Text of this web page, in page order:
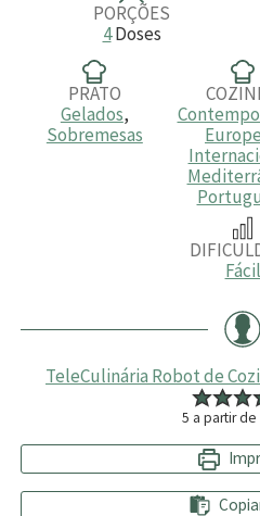
PORÇÕES
4 Doses
PRATO
Gelados,
Sobremesas
Fácil
TeleCulinária Robot de
5 a partir de